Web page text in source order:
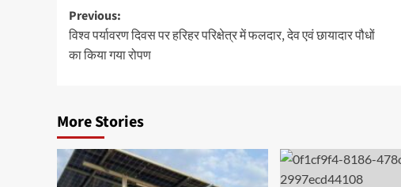
Post
navigation
Previous:
विश्व पर्यावरण दिवस पर हरिहर परिक्षेत्र में फलदार, देव एवं छायादार पौधों
का किया गया रोपण
More Stories